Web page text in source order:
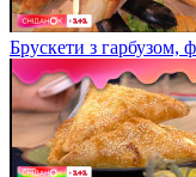
Брускети з гарбузом,